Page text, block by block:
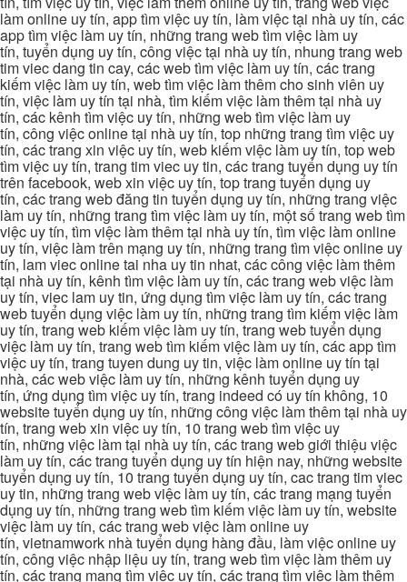
làm online uy tín, app tìm việc uy tín, làm việc tại nhà uy tín, các
app tìm việc làm uy tín, những trang web tìm việc làm uy
tín, tuyển dụng uy tín, công việc tại nhà uy tín, nhung trang web
tim viec dang tin cay, các web tìm việc làm uy tín, các trang
kiếm việc làm uy tín, web tìm việc làm thêm cho sinh viên uy
tín, việc làm uy tín tại nhà, tìm kiếm việc làm thêm tại nhà uy
tín, các kênh tìm việc uy tín, những web tìm việc làm uy
tín, công việc online tại nhà uy tín, top những trang tìm việc uy
tín, các trang xin việc uy tín, web kiếm việc làm uy tín, top web
tìm việc uy tín, trang tim viec uy tin, các trang tuyển dụng uy tín
trên facebook, web xin việc uy tín, top trang tuyển dụng uy
tín, các trang web đăng tin tuyển dụng uy tín, những trang việc
làm uy tín, những trang tìm việc làm uy tín, một số trang web tìm
việc uy tín, tìm việc làm thêm tại nhà uy tín, tìm việc làm online
uy tín, việc làm trên mạng uy tín, những trang tìm việc online uy
tín, lam viec online tai nha uy tin nhat, các công việc làm thêm
tại nhà uy tín, kênh tìm việc làm uy tín, các trang web việc làm
uy tín, viec lam uy tin, ứng dụng tìm việc làm uy tín, các trang
web tuyển dụng việc làm uy tín, những trang tìm kiếm việc làm
uy tín, trang web kiếm việc làm uy tín, trang web tuyển dụng
việc làm uy tín, trang web tìm kiếm việc làm uy tín, các app tìm
việc uy tín, trang tuyen dung uy tin, việc làm online uy tín tại
nhà, các web việc làm uy tín, những kênh tuyển dụng uy
tín, ứng dụng tìm việc uy tín, trang indeed có uy tín không, 10
website tuyển dụng uy tín, những công việc làm thêm tại nhà uy
tín, trang web xin việc uy tín, 10 trang web tìm việc uy
tín, những việc làm tại nhà uy tín, các trang web giới thiệu việc
làm uy tín, các trang tuyển dụng uy tín hiện nay, những website
tuyển dụng uy tín, 10 trang tuyển dụng uy tín, cac trang tim viec
uy tin, những trang web việc làm uy tín, các trang mạng tuyển
dụng uy tín, những trang web tìm kiếm việc làm uy tín, website
việc làm uy tín, các trang web việc làm online uy
tín, vietnamwork nhà tuyển dụng hàng đầu, làm việc online uy
tín, công việc nhập liệu uy tín, trang web tìm việc làm thêm uy
tín, các trang mạng tìm việc uy tín, các trang tìm việc làm thêm